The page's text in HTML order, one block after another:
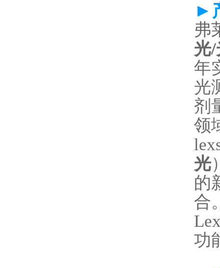
►
弗
光
年
光
剂
领
光
的
合
功